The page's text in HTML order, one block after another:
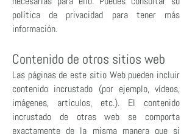
política de privacidad para tener más
información.
Contenido de otros sitios web
Las páginas de este sitio Web pueden incluir
contenido incrustado (por ejemplo, vídeos,
imágenes, artículos, etc.). El contenido
incrustado de otras web se comporta
exactamente de la misma manera que si